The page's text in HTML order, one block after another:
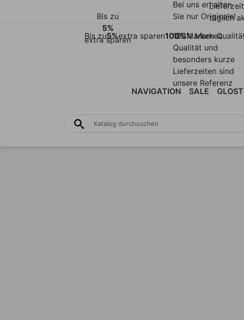
täglich
Bis zu5%extra sparen
Bis zu
5%
extra sparen
100%Marken
Bei uns erhalten
Sie nur Originale!
100% Marken
Qualität und
besonders kurze
Lieferzeiten sind
unsere Referenz
NAVIGATION SALE